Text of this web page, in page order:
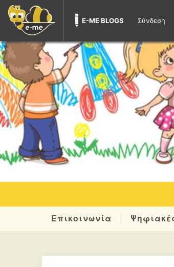
E-ME BLOGS Σύνδεση
Επικοινωνία